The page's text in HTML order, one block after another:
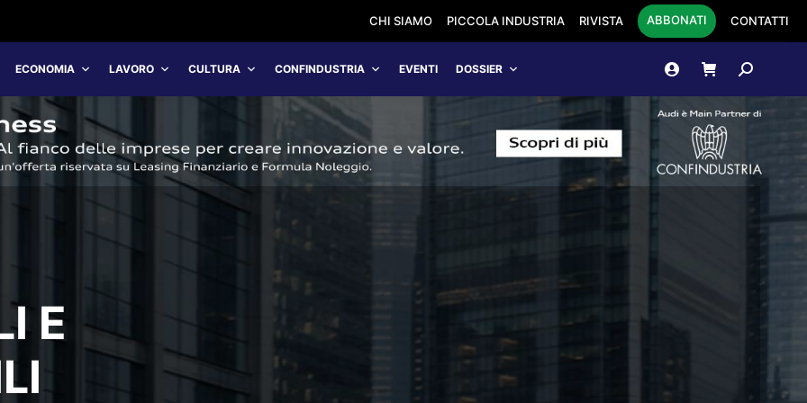
CHI SIAMO PICCOLA INDUSTRIA RIVISTA ABBONATI CONTATTI
ECONOMIA LAVORO CULTURA CONFINDUSTRIA EVENTI DOSSIER Cerca:
E